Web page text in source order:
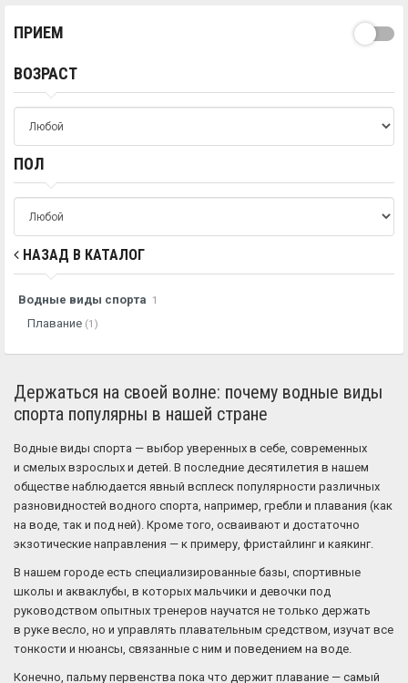
ПРИЕМ
ВОЗРАСТ
ПОЛ
НАЗАД В КАТАЛОГ
Водные виды спорта 1
Плавание (1)
Держаться на своей волне: почему водные виды
спорта популярны в нашей стране
Водные виды спорта — выбор уверенных в себе, современных
и смелых взрослых и детей. В последние десятилетия в нашем
обществе наблюдается явный всплеск популярности различных
разновидностей водного спорта, например, гребли и плавания (как
на воде, так и под ней). Кроме того, осваивают и достаточно
экзотические направления — к примеру, фристайлинг и каякинг.
В нашем городе есть специализированные базы, спортивные
школы и акваклубы, в которых мальчики и девочки под
руководством опытных тренеров научатся не только держать
в руке весло, но и управлять плавательным средством, изучат все
тонкости и нюансы, связанные с ним и поведением на воде.
Конечно, пальму первенства пока что держит плавание — самый